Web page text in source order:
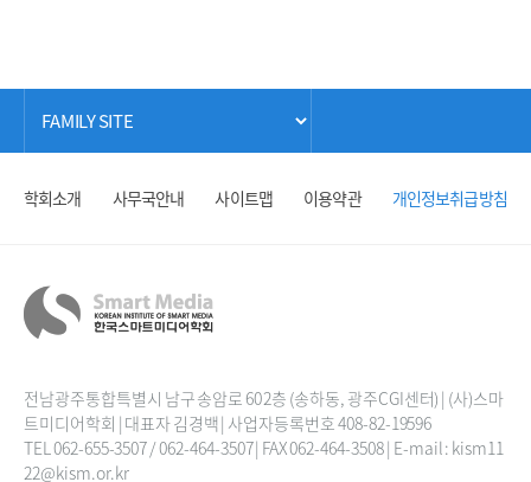
학회소개 사무국안내 사이트맵 이용약관 개인정보취급방침
전남광주통합특별시 남구 송암로 60 2층 (송하동, 광주CGI센터) | (사)스마
트미디어학회 | 대표자 김경백 | 사업자등록번호 408-82-19596
TEL 062-655-3507 / 062-464-3507 | FAX 062-464-3508 | E-mail : kism11
22@kism.or.kr